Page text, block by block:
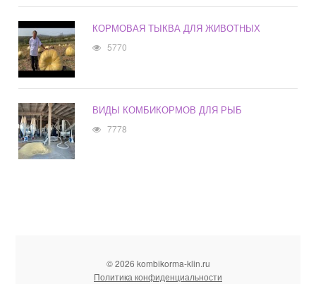
КОРМОВАЯ ТЫКВА ДЛЯ ЖИВОТНЫХ
5770
ВИДЫ КОМБИКОРМОВ ДЛЯ РЫБ
7778
© 2026 kombikorma-klin.ru
Политика конфиденциальности